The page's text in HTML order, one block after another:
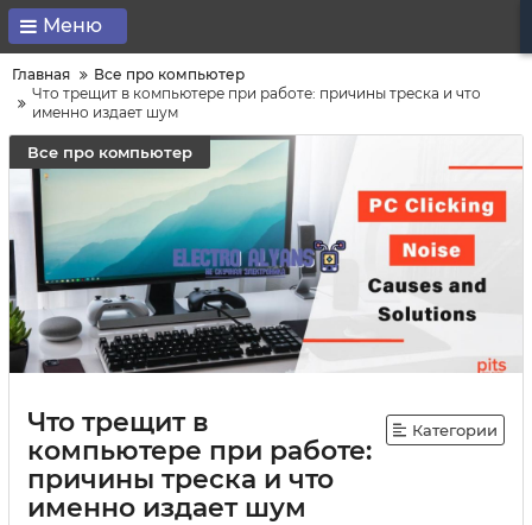
Меню
Главная
Все про компьютер
Что трещит в компьютере при работе: причины треска и что
именно издает шум
Все про компьютер
Что трещит в
компьютере при работе:
причины треска и что
именно издает шум
Категории